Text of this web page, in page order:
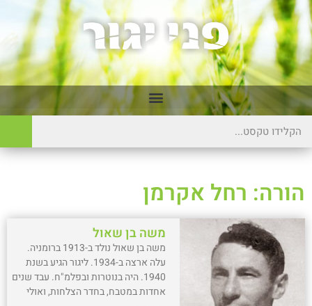
הורה: רחל אקרמן
משה בן שאול
משה בן שאול נולד ב-1913 ברומניה.
עלה ארצה ב-1934. ליגור הגיע בשנת
1940. היה בנוטרות ובפלמ"ח. עבד שנים
אחדות במטבח, בחדר הצלחות, ואולי